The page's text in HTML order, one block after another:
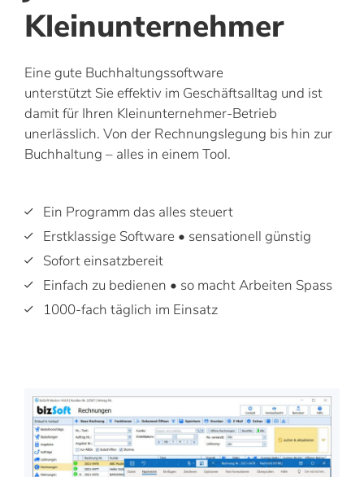
Kleinunternehmer
Eine gute Buchhaltungssoftware
unterstützt Sie effektiv im Geschäftsalltag und ist
damit für Ihren Kleinunternehmer-Betrieb
unerlässlich. Von der Rechnungslegung bis hin zur
Buchhaltung – alles in einem Tool.
Ein Programm das alles steuert
Erstklassige Software • sensationell günstig
Sofort einsatzbereit
Einfach zu bedienen • so macht Arbeiten Spass
1000-fach täglich im Einsatz